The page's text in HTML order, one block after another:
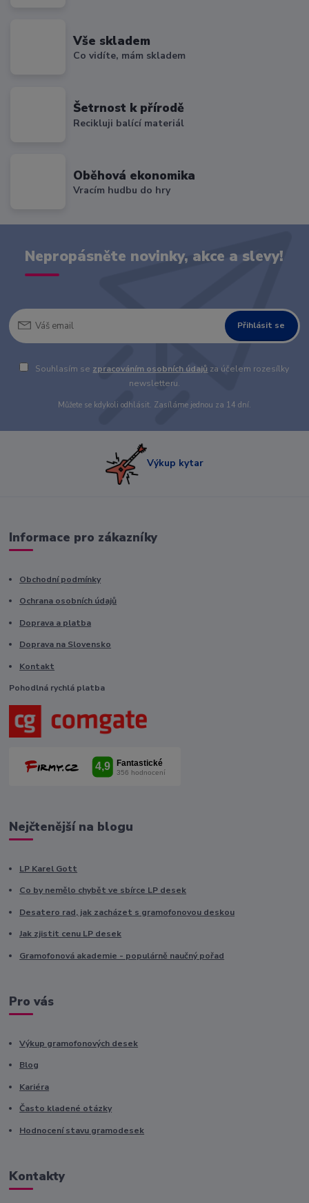
Vše skladem
Co vidíte, mám skladem
Šetrnost k přírodě
Recikluji balící materiál
Oběhová ekonomika
Vracím hudbu do hry
Nepropásněte novinky, akce a slevy!
Přihlásit se
Souhlasím se zpracováním osobních údajů za účelem rozesílky
newsletteru.
Můžete se kdykoli odhlásit. Zasíláme jednou za 14 dní.
Výkup kytar
Informace pro zákazníky
Obchodní podmínky
Ochrana osobních údajů
Doprava a platba
Doprava na Slovensko
Kontakt
Pohodlná rychlá platba
Nejčtenější na blogu
LP Karel Gott
Co by nemělo chybět ve sbírce LP desek
Desatero rad, jak zacházet s gramofonovou deskou
Jak zjistit cenu LP desek
Gramofonová akademie - populárně naučný pořad
Pro vás
Výkup gramofonových desek
Blog
Kariéra
Často kladené otázky
Hodnocení stavu gramodesek
Kontakty